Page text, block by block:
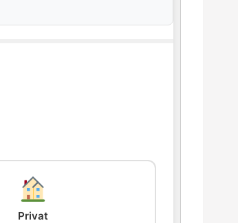
Privat